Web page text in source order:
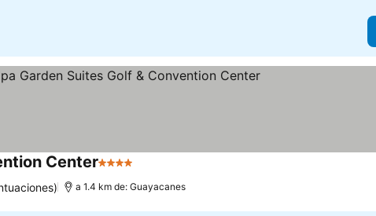
Center4 Estrellas
a 1.4 km de: Guayacanes